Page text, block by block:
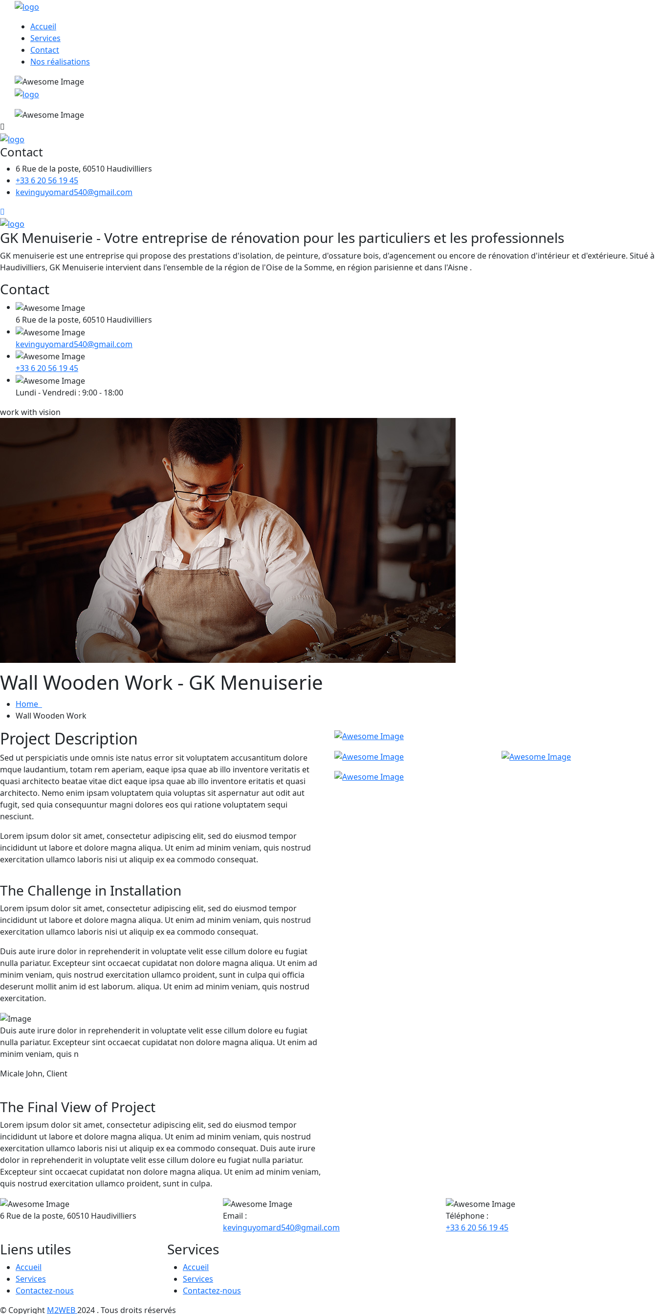
Accueil
Services
Contact
Nos réalisations
Contact
6 Rue de la poste, 60510 Haudivilliers
+33 6 20 56 19 45
kevinguyomard540@gmail.com
GK Menuiserie - Votre entreprise de rénovation pour les particuliers et les professionnels
GK menuiserie est une entreprise qui propose des prestations d'isolation, de peinture, d'ossature bois, d'agencement ou encore de rénovation d'intérieur et d'extérieure. Situé à
Haudivilliers, GK Menuiserie intervient dans l'ensemble de la région de l'Oise de la Somme, en région parisienne et dans l'Aisne .
Contact
6 Rue de la poste, 60510 Haudivilliers
kevinguyomard540@gmail.com
+33 6 20 56 19 45
Lundi - Vendredi : 9:00 - 18:00
work with vision
Wall Wooden Work - GK Menuiserie
Home
Wall Wooden Work
Project Description
Sed ut perspiciatis unde omnis iste natus error sit voluptatem accusantitum dolore
mque laudantium, totam rem aperiam, eaque ipsa quae ab illo inventore veritatis et
quasi architecto beatae vitae dict eaque ipsa quae ab illo inventore eritatis et quasi
architecto. Nemo enim ipsam voluptatem quia voluptas sit aspernatur aut odit aut
fugit, sed quia consequuntur magni dolores eos qui ratione voluptatem sequi
nesciunt.
Lorem ipsum dolor sit amet, consectetur adipiscing elit, sed do eiusmod tempor
incididunt ut labore et dolore magna aliqua. Ut enim ad minim veniam, quis nostrud
exercitation ullamco laboris nisi ut aliquip ex ea commodo consequat.
The Challenge in Installation
Lorem ipsum dolor sit amet, consectetur adipiscing elit, sed do eiusmod tempor
incididunt ut labore et dolore magna aliqua. Ut enim ad minim veniam, quis nostrud
exercitation ullamco laboris nisi ut aliquip ex ea commodo consequat.
Duis aute irure dolor in reprehenderit in voluptate velit esse cillum dolore eu fugiat
nulla pariatur. Excepteur sint occaecat cupidatat non dolore magna aliqua. Ut enim ad
minim veniam, quis nostrud exercitation ullamco proident, sunt in culpa qui officia
deserunt mollit anim id est laborum. aliqua. Ut enim ad minim veniam, quis nostrud
exercitation.
Duis aute irure dolor in reprehenderit in voluptate velit esse cillum dolore eu fugiat
nulla pariatur. Excepteur sint occaecat cupidatat non dolore magna aliqua. Ut enim ad
minim veniam, quis n
Micale John, Client
The Final View of Project
Lorem ipsum dolor sit amet, consectetur adipiscing elit, sed do eiusmod tempor
incididunt ut labore et dolore magna aliqua. Ut enim ad minim veniam, quis nostrud
exercitation ullamco laboris nisi ut aliquip ex ea commodo consequat. Duis aute irure
dolor in reprehenderit in voluptate velit esse cillum dolore eu fugiat nulla pariatur.
Excepteur sint occaecat cupidatat non dolore magna aliqua. Ut enim ad minim veniam,
quis nostrud exercitation ullamco proident, sunt in culpa.
6 Rue de la poste, 60510 Haudivilliers
Email :
kevinguyomard540@gmail.com
Téléphone :
+33 6 20 56 19 45
Liens utiles
Accueil
Services
Contactez-nous
Services
Accueil
Services
Contactez-nous
© Copyright M2WEB2024 . Tous droits réservés